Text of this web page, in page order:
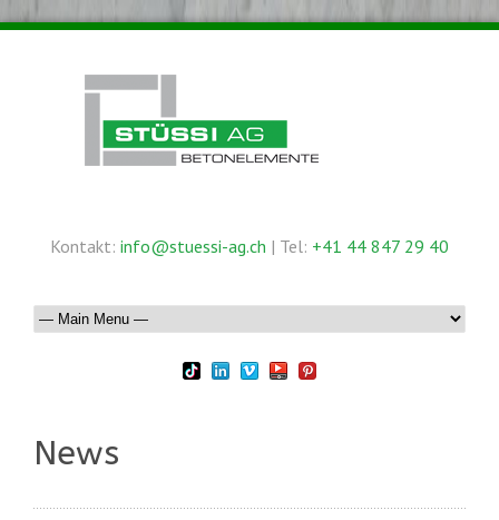
Kontakt: info@stuessi-ag.ch | Tel: +41 44 847 29 40
News